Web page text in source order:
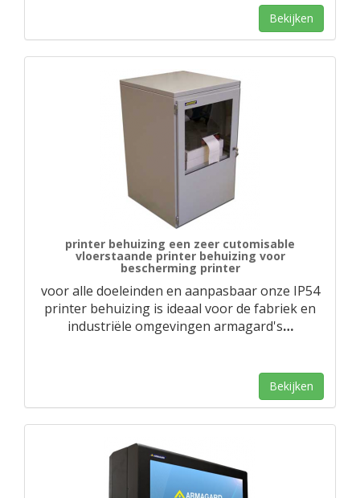
Bekijken
printer behuizing een zeer cutomisable
vloerstaande printer behuizing voor
bescherming printer
voor alle doeleinden en aanpasbaar onze IP54
printer behuizing is ideaal voor de fabriek en
industriële omgevingen armagard's…
Bekijken